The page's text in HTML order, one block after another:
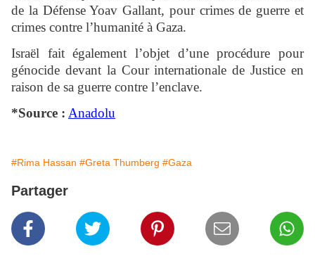
de la Défense Yoav Gallant, pour crimes de guerre et
crimes contre l’humanité à Gaza.
Israël fait également l’objet d’une procédure pour
génocide devant la Cour internationale de Justice en
raison de sa guerre contre l’enclave.
*Source : Anadolu
#Rima Hassan #Greta Thumberg #Gaza
Partager